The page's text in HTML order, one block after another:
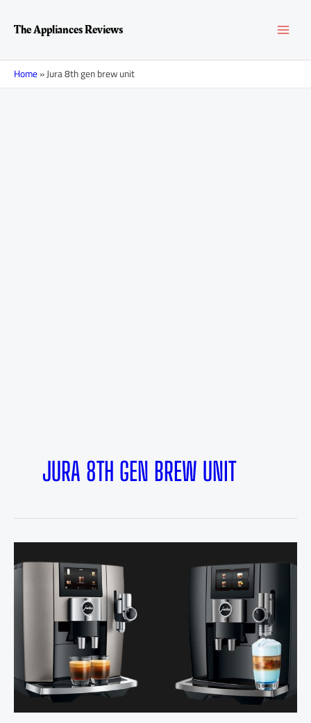
содержимому
The Appliances Reviews
Home»Jura 8th gen brew unit
JURA 8TH GEN BREW UNIT